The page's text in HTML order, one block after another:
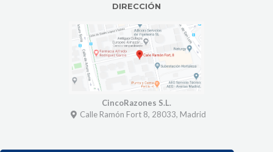
DIRECCIÓN
CincoRazones S.L.
Calle Ramón Fort 8, 28033, Madrid